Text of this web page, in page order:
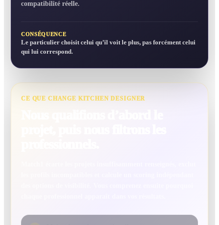
compatibilité réelle.
CONSÉQUENCE
Le particulier choisit celui qu’il voit le plus, pas forcément celui
qui lui correspond.
CE QUE CHANGE KITCHEN DESIGNER